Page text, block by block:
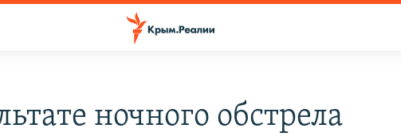
ночного обстрела